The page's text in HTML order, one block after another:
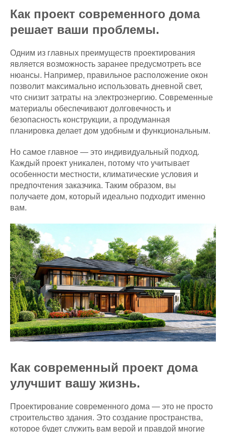
Как проект современного дома
решает ваши проблемы.
Одним из главных преимуществ проектирования
является возможность заранее предусмотреть все
нюансы. Например, правильное расположение окон
позволит максимально использовать дневной свет,
что снизит затраты на электроэнергию. Современные
материалы обеспечивают долговечность и
безопасность конструкции, а продуманная
планировка делает дом удобным и функциональным.
Но самое главное — это индивидуальный подход.
Каждый проект уникален, потому что учитывает
особенности местности, климатические условия и
предпочтения заказчика. Таким образом, вы
получаете дом, который идеально подходит именно
вам.
Как современный проект дома
улучшит вашу жизнь.
Проектирование современного дома — это не просто
строительство здания. Это создание пространства,
которое будет служить вам верой и правдой многие